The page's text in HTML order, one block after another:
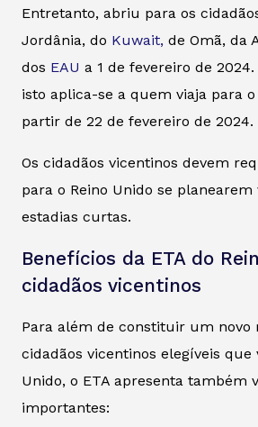
Entretanto, abriu para os
Jordânia, do Kuwait, de Omã, da
dos EAU a 1 de fevereiro de
isto aplica-se a quem viaja para o
partir de 22 de fevereiro de 2024.
Os cidadãos vicentinos devem
para o Reino Unido se
estadias curtas.
Benefícios da ETA do
cidadãos vicentinos
Para além de constituir um novo
cidadãos vicentinos elegíveis que
Unido, o ETA apresenta também
importantes: